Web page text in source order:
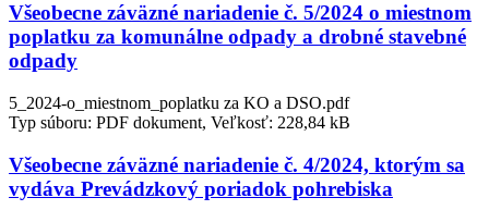
Všeobecne záväzné nariadenie č. 5/2024 o miestnom
poplatku za komunálne odpady a drobné stavebné
odpady
5_2024-o_miestnom_poplatku za KO a DSO.pdf
Typ súboru: PDF dokument, Veľkosť: 228,84 kB
Všeobecne záväzné nariadenie č. 4/2024, ktorým sa
vydáva Prevádzkový poriadok pohrebiska